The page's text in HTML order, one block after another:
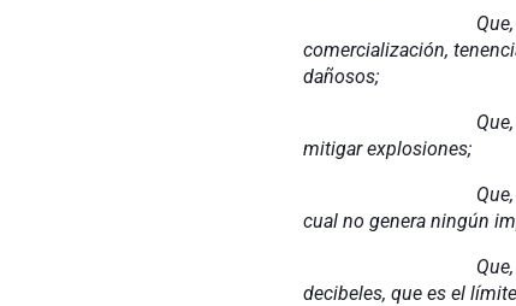
Que,
comercialización,
dañosos;
Que, no existen en
mitigar explosiones;
Que, el mercado
cual no genera ningún
Que, un cohete o
decibeles, que es el